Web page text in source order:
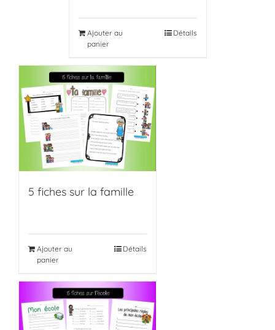
Ajouter au
panier
Détails
5 fiches sur la famille
Ajouter au
panier
Détails